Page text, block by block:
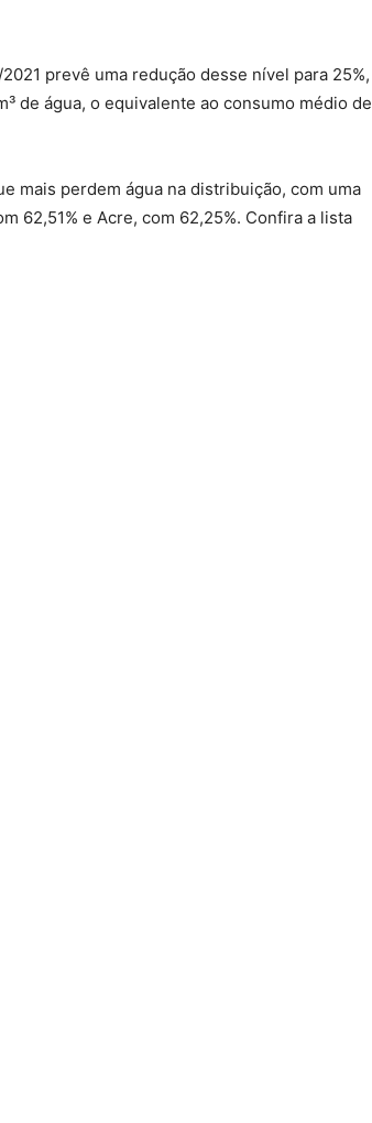
prevê uma redução desse nível para 25%,
de água, o equivalente ao consumo médio de
mais perdem água na distribuição, com uma
62,51% e Acre, com 62,25%. Confira a lista